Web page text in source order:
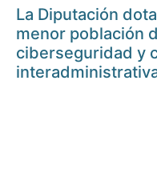
La Diputación
menor población
ciberseguridad y